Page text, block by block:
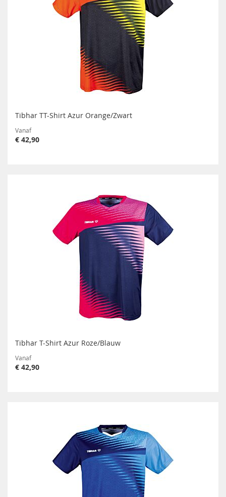
Tibhar TT-Shirt Azur Orange/Zwart
Vanaf
€ 42,90
Tibhar T-Shirt Azur Roze/Blauw
Vanaf
€ 42,90